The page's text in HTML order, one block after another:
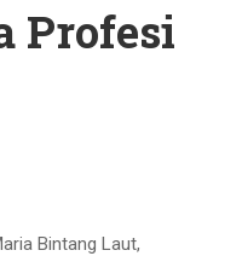
Profesi
Bintang Laut,